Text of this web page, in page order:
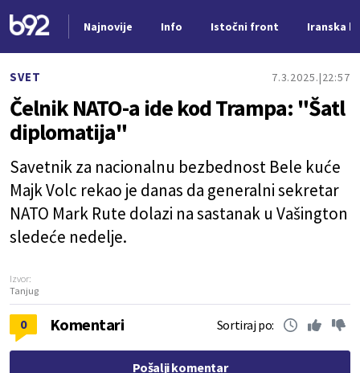
Najnovije Info Istočni front Iranska
SVET 7.3.2025. 22:57
Čelnik NATO-a ide kod Trampa: "Šatl
diplomatija"
Savetnik za nacionalnu bezbednost Bele kuće
Majk Volc rekao je danas da generalni sekretar
NATO Mark Rute dolazi na sastanak u Vašington
sledeće nedelje.
Izvor:
Tanjug
0 Komentari Sortiraj po:
Pošalji komentar